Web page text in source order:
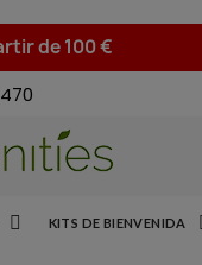
de 100 €
KITS DE BIENVENIDA